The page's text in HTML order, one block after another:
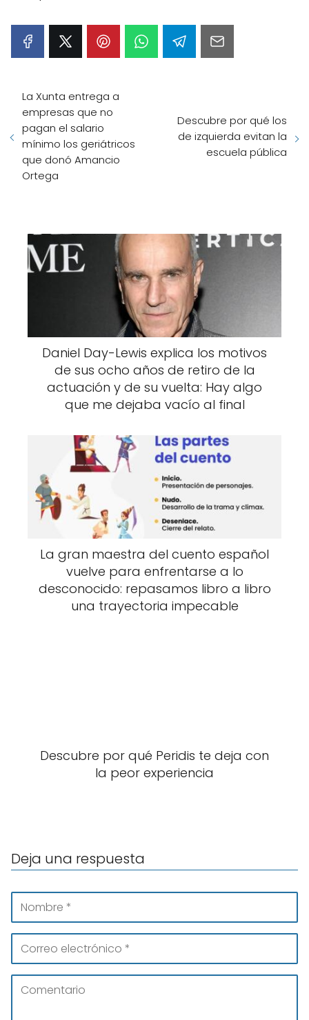
La Xunta entrega a
empresas que no
pagan el salario
mínimo los geriátricos
que donó Amancio
Ortega
Descubre por qué los
de izquierda evitan la
escuela pública
Daniel Day-Lewis explica los motivos
de sus ocho años de retiro de la
actuación y de su vuelta: Hay algo
que me dejaba vacío al final
La gran maestra del cuento español
vuelve para enfrentarse a lo
desconocido: repasamos libro a libro
una trayectoria impecable
Descubre por qué Peridis te deja con
la peor experiencia
Deja una respuesta